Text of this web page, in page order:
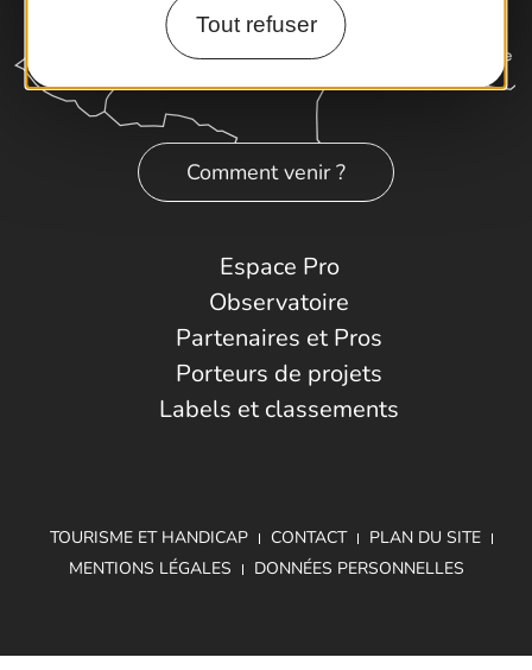
Tout refuser
Comment venir ?
Espace Pro
Observatoire
Partenaires et Pros
Porteurs de projets
Labels et classements
TOURISME ET HANDICAP CONTACT
PLAN DU SITE
MENTIONS LÉGALES
DONNÉES PERSONNELLES